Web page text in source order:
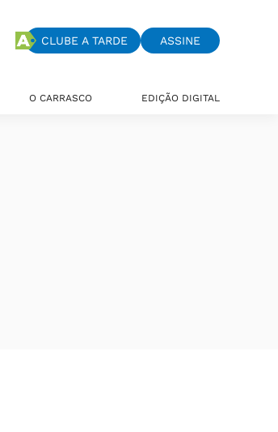
CLUBE A TARDE ASSINE
O CARRASCO EDIÇÃO DIGITAL